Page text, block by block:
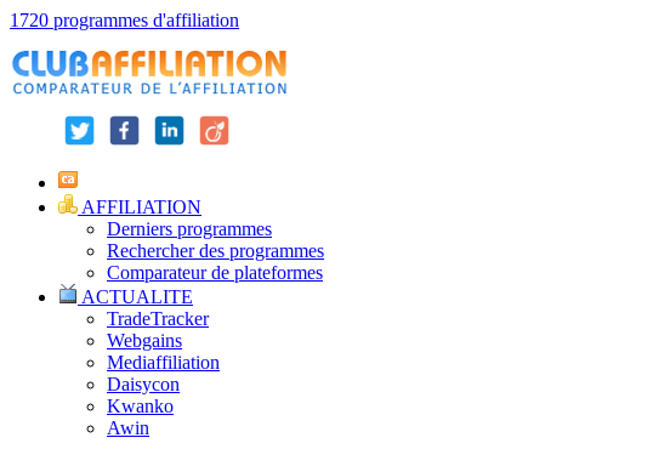
1720 programmes d'affiliation
AFFILIATION
Derniers programmes
Rechercher des programmes
Comparateur de plateformes
ACTUALITE
TradeTracker
Webgains
Mediaffiliation
Daisycon
Kwanko
Awin